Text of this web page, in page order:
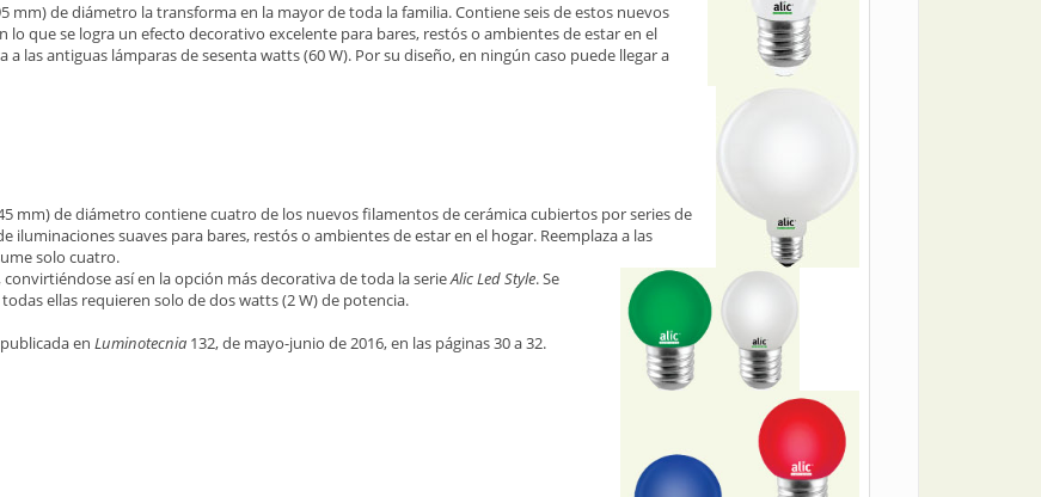
mm) de diámetro la transforma en la mayor de toda la familia. Contiene seis de estos nuevos
que se logra un efecto decorativo excelente para bares, restós o ambientes de estar en el
las antiguas lámparas de sesenta watts (60 W). Por su diseño, en ningún caso puede llegar a
mm) de diámetro contiene cuatro de los nuevos filamentos de cerámica cubiertos por series de
iluminaciones suaves para bares, restós o ambientes de estar en el hogar. Reemplaza a las
solo cuatro.
así en la opción más decorativa de toda la serieAlic Led Style. Se
ellas requieren solo de dos watts (2 W) de potencia.
en Luminotecnia 132, de mayo-junio de 2016, en las páginas 30 a 32.